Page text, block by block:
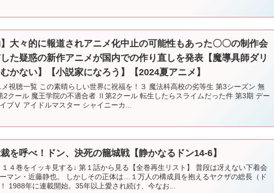
】大々的に報道されアニメ化中止の可能性もあった〇〇の制作会
た疑惑の新作アニメが国内での作り直しを発表【魔導具師ダリ
かない】【小説家になろう】【2024夏アニメ】
視聴一覧 この素晴らしい世界に祝福を！３ 魔法科高校の劣等生 第3シーズン 無
クール 魔王学院の不適合者 Ⅱ第2クール 転生したらスライムだった件 第3期 デー
ブⅤ アイドルマスター シャイニーカ...
を呼べ！ドン、決死の籠城戦【静かなるドン14-6】
４巻をイッキ見する↓ 第１話から見る【全巻再生リスト】 普段は冴えない下着会
マン・近藤静也。 しかしその正体は…１万人の構成員を抱えるヤクザの総長（ド
1988年に連載開始。35年以上愛され続け、今なお...